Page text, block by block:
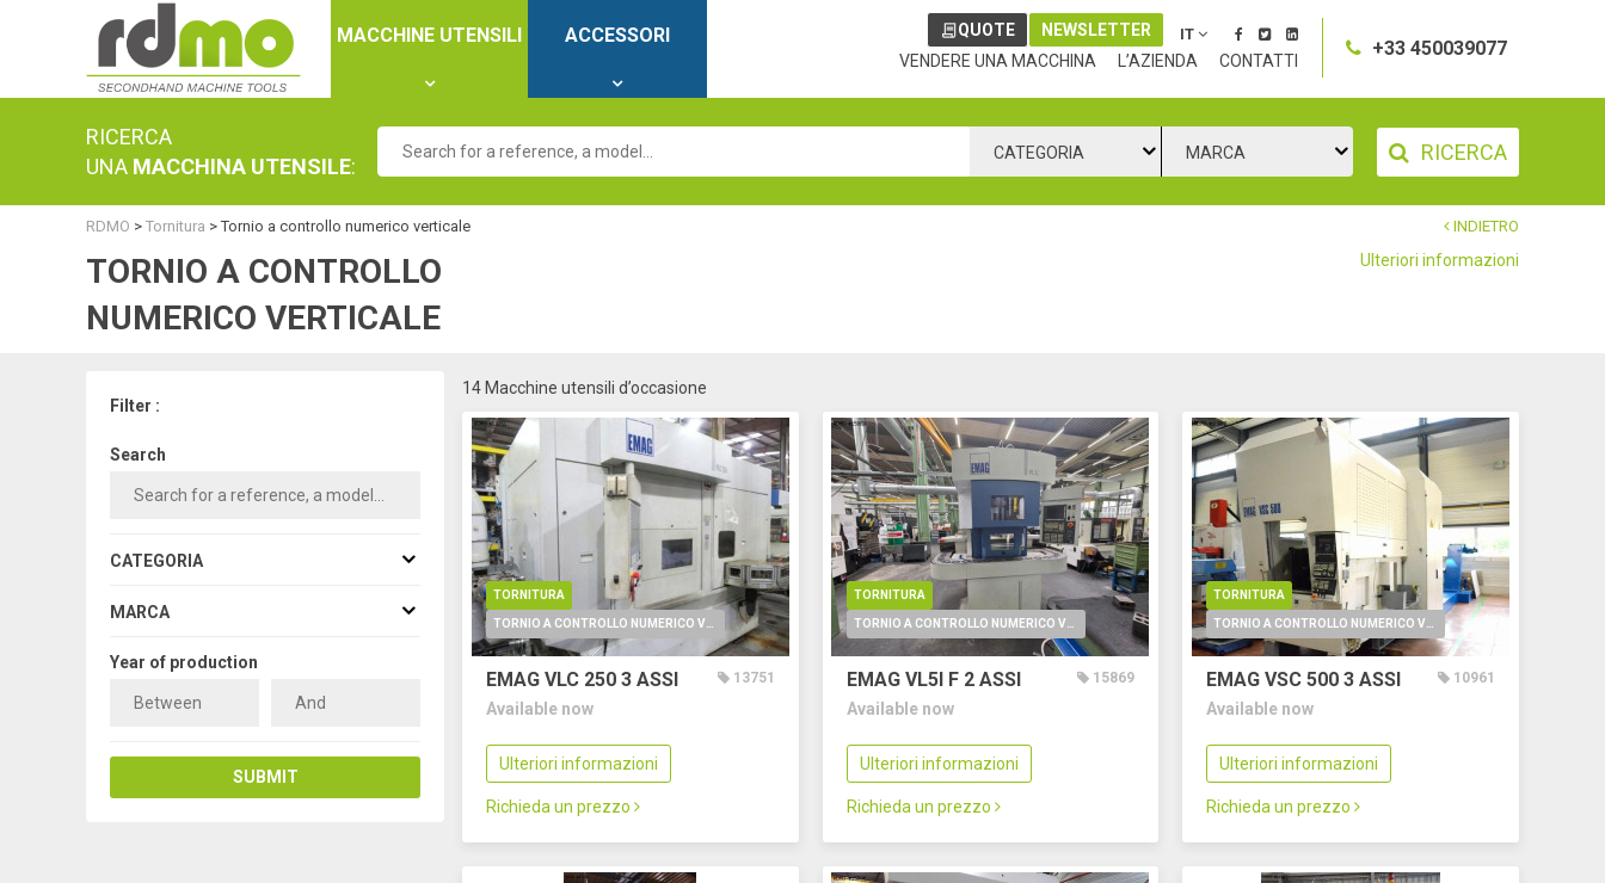
MACCHINE UTENSILI ACCESSORI
+33 450039077
QUOTE NEWSLETTER IT
VENDERE UNA MACCHINA L’AZIENDA CONTATTI
RICERCA
UNA MACCHINA UTENSILE:
CATEGORIA MARCA RICERCA
INDIETRO
RDMO > Tornitura >Tornio a controllo numerico verticale
TORNIO A CONTROLLO
NUMERICO VERTICALE
Ulteriori informazioni
Filter :
Search
CATEGORIA
MARCA
Year of production
SUBMIT
14 Macchine utensili d’occasione
TORNITURA
EMAG VLC 250 3 ASSI 13751
Available now
Ulteriori informazioni
Richieda un prezzo
TORNITURA
TORNIO A CONTROLLO NUMERICO VERTICALE
EMAG VL5I F 2 ASSI 15869
Available now
Ulteriori informazioni
Richieda un prezzo
TORNITURA
EMAG VSC 5003 ASSI 10961
Available now
Ulteriori informazioni
Richieda un prezzo